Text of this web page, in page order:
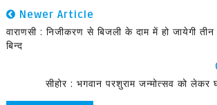
Newer Article
वाराणसी : निजीकरण से बिजली के दाम में हो जायेगी तीन
बिन्द
सीहोर : भगवान परशुराम जन्मोत्सव को